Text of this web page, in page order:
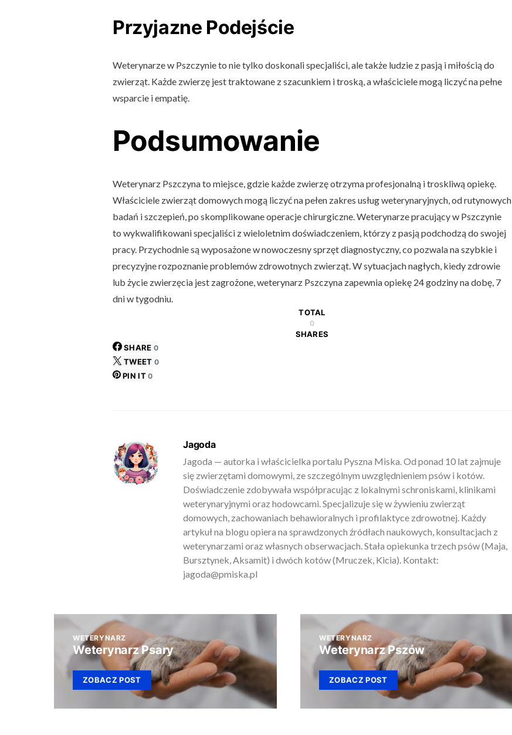
Przyjazne Podejście
Weterynarze w Pszczynie to nie tylko doskonali specjaliści, ale także ludzie z pasją i miłością do
zwierząt. Każde zwierzę jest traktowane z szacunkiem i troską, a właściciele mogą liczyć na pełne
wsparcie i empatię.
Podsumowanie
Weterynarz Pszczyna to miejsce, gdzie każde zwierzę otrzyma profesjonalną i troskliwą opiekę.
Właściciele zwierząt domowych mogą liczyć na pełen zakres usług weterynaryjnych, od rutynowych
badań i szczepień, po skomplikowane operacje chirurgiczne. Weterynarze pracujący w Pszczynie
to wykwalifikowani specjaliści z wieloletnim doświadczeniem, którzy z pasją podchodzą do swojej
pracy. Przychodnie są wyposażone w nowoczesny sprzęt diagnostyczny, co pozwala na szybkie i
precyzyjne rozpoznanie problemów zdrowotnych zwierząt. W sytuacjach nagłych, kiedy zdrowie
lub życie zwierzęcia jest zagrożone, weterynarz Pszczyna zapewnia opiekę 24 godziny na dobę, 7
dni w tygodniu.
TOTAL
0
SHARES
SHARE 0
TWEET 0
PIN IT 0
Jagoda
Jagoda — autorka i właścicielka portalu Pyszna Miska. Od ponad 10 lat zajmuje
się zwierzętami domowymi, ze szczególnym uwzględnieniem psów i kotów.
Doświadczenie zdobywała współpracując z lokalnymi schroniskami, klinikami
weterynaryjnymi oraz hodowcami. Specjalizuje się w żywieniu zwierząt
domowych, zachowaniach behawioralnych i profilaktyce zdrowotnej. Każdy
artykuł na blogu opiera na sprawdzonych źródłach naukowych, konsultacjach z
weterynarzami oraz własnych obserwacjach. Stała opiekunka trzech psów (Maja,
Bursztynek, Aksamit) i dwóch kotów (Mruczek, Kicia). Kontakt:
jagoda@pmiska.pl
WETERYNARZ
Weterynarz Psary
ZOBACZ POST
WETERYNARZ
Weterynarz Pszów
ZOBACZ POST